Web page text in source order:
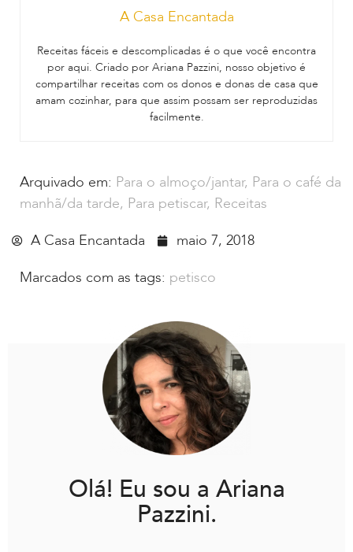
A Casa Encantada
Receitas fáceis e descomplicadas é o que você encontra
por aqui. Criado por Ariana Pazzini, nosso objetivo é
compartilhar receitas com os donos e donas de casa que
amam cozinhar, para que assim possam ser reproduzidas
facilmente.
Arquivado em: Para o almoço/jantar, Para o café da
manhã/da tarde, Para petiscar, Receitas
A Casa Encantada
maio 7, 2018
Marcados com as tags: petisco
Olá! Eu sou a Ariana
Pazzini.